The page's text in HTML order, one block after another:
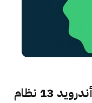
قبل كل شيئ ... هل نظام أندرويد 13 نظام